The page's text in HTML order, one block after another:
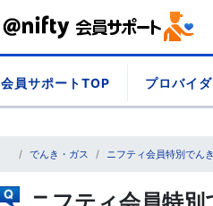
会員サポートTOP プロバイ
でんき・ガス ニフティ会員特別でん